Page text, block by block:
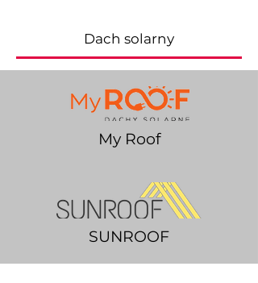
Dach solarny
My Roof
SUNROOF